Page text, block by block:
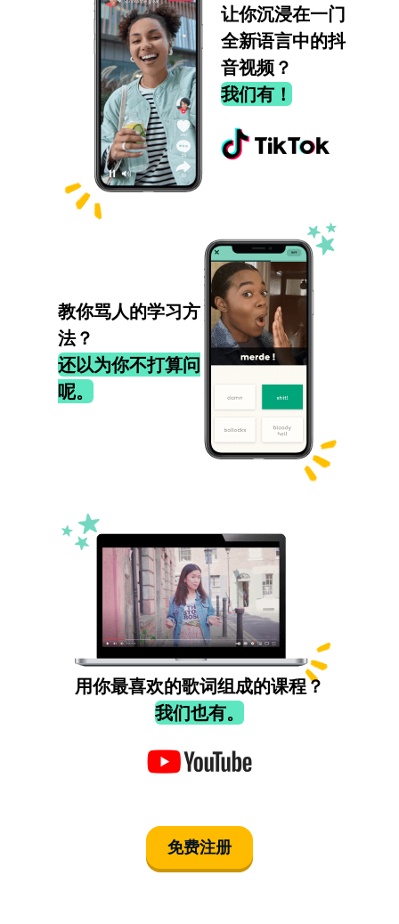
让你沉浸在一门
全新语言中的抖
音视频？
我们有！
教你骂人的学习方
法？
还以为你不打算问
呢。
用你最喜欢的歌词组成的课程？
我们也有。
免费注册